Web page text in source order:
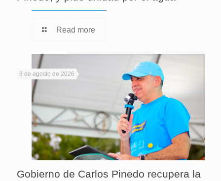
Read more
8 de agosto de 2026
Gobierno de Carlos Pinedo recupera la